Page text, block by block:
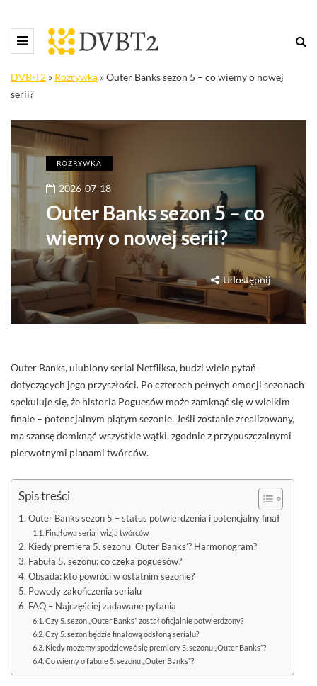
DVB-T2 » Rozrywka »Outer Banks sezon 5 – co wiemy o nowej
serii?
ROZRYWKA
2026-07-18
Outer Banks sezon 5 – co
wiemy o nowej serii?
Udostępnij
Outer Banks, ulubiony serial Netfliksa, budzi wiele pytań
dotyczących jego przyszłości. Po czterech pełnych emocji sezonach
spekuluje się, że historia Poguesów może zamknąć się w wielkim
finale – potencjalnym piątym sezonie. Jeśli zostanie zrealizowany,
ma szansę domknąć wszystkie wątki, zgodnie z przypuszczalnymi
pierwotnymi planami twórców.
Spis treści
Outer Banks sezon 5 – status potwierdzenia i potencjalny finał
Finałowa seria i wizja twórców
Kiedy premiera 5. sezonu 'Outer Banks’? Harmonogram?
Fabuła 5. sezonu: co czeka poguesów?
Obsada: kto powróci w ostatnim sezonie?
Powody zakończenia serialu
FAQ – Najczęściej zadawane pytania
Czy 5. sezon „Outer Banks” został oficjalnie potwierdzony?
Czy 5. sezon będzie finałową odsłoną serialu?
Kiedy możemy spodziewać się premiery 5. sezonu „Outer Banks”?
Co wiemy o fabule 5. sezonu „Outer Banks”?